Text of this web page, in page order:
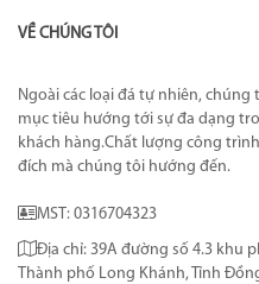
VỀ CHÚNG TÔI
Ngoài các loại đá tự nhiên,
mục tiêu hướng tới sự đa dạng
khách hàng.Chất lượng công
đích mà chúng tôi hướng đến.
MST: 0316704323
Địa chỉ: 39A đường số 4.3 khu
Thành phố Long Khánh, Tỉnh